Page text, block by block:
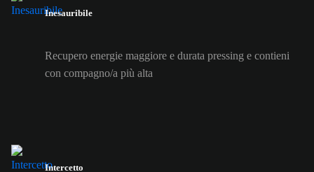
Inesauribile
Recupero energie maggiore e durata pressing e contieni
con compagno/a più alta
Intercetto